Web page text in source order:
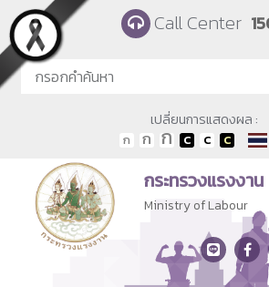
Skip to main content Call Center
เปลี่ยนการแสดงผล :
กระทรวงแรงงาน
Ministry of Labour